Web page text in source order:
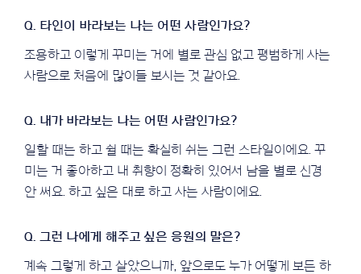
조용하고 이렇게 꾸미는 거에 별로 관심 없고 평범하게 사는
사람으로 처음에 많이들 보시는 것 같아요.
일할 때는 하고 쉴 때는 확실히 쉬는 그런 스타일이에요. 꾸
미는 거 좋아하고 내 취향이 정확히 있어서 남을 별로 신경
안 써요. 하고 싶은 대로 하고 사는 사람이에요.
계속 그렇게 하고 살았으니까, 앞으로도 누가 어떻게 보든 하